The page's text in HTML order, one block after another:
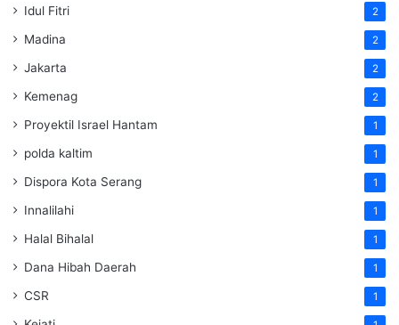
Idul Fitri 2
Madina 2
Jakarta 2
Kemenag 2
Proyektil Israel Hantam 1
polda kaltim 1
Dispora Kota Serang 1
Innalilahi 1
Halal Bihalal 1
Dana Hibah Daerah 1
CSR 1